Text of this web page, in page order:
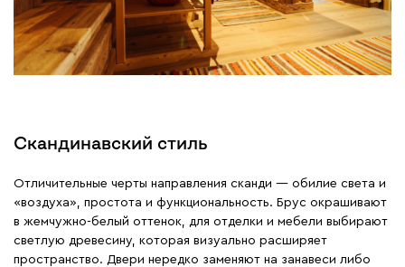
Скандинавский стиль
Отличительные черты направления сканди — обилие света и
«воздуха», простота и функциональность. Брус окрашивают
в жемчужно-белый оттенок, для отделки и мебели выбирают
светлую древесину, которая визуально расширяет
пространство. Двери нередко заменяют на занавеси либо